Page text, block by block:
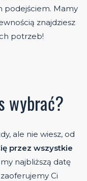
podejściem. Mamy
znajdziesz
potrzeb!
wybrać?
ale nie wiesz, od
przez wszystkie
najbliższą datę
Ci